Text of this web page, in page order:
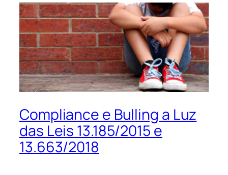
Compliance e Bulling a Luz
das Leis 13.185/2015 e
13.663/2018